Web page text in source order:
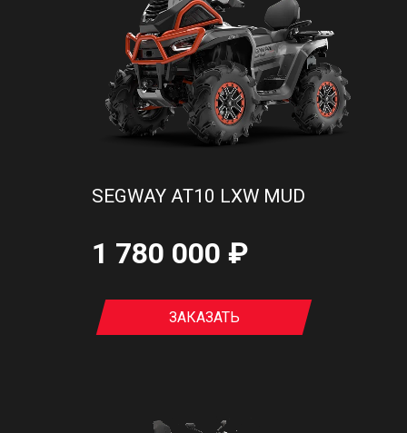
SEGWAY AT10 LXW MUD
1 780 000 ₽
ЗАКАЗАТЬ